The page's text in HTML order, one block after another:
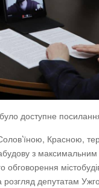
доступне
Красною,
з
депутатам